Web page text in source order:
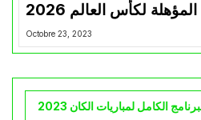
لكأس العالم 2026
Octobre 23, 2023
الكامل لمباريات الكان 2023